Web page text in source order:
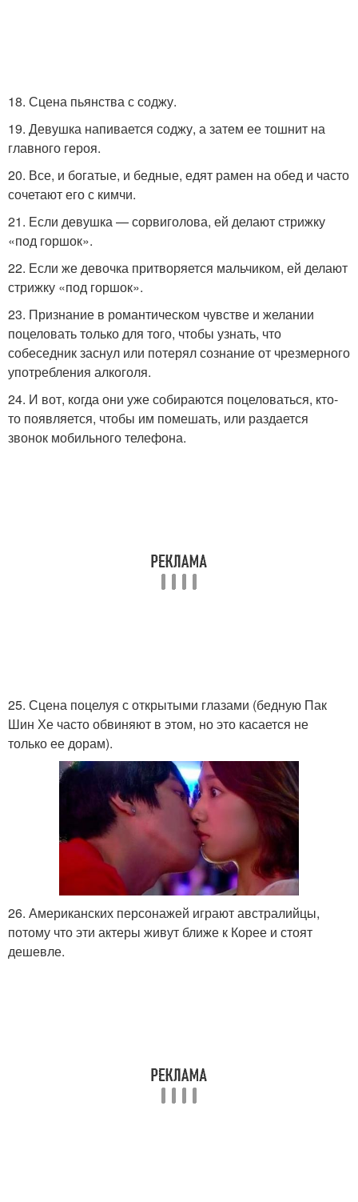
18. Сцена пьянства с соджу.
19. Девушка напивается соджу, а затем ее тошнит на
главного героя.
20. Все, и богатые, и бедные, едят рамен на обед и часто
сочетают его с кимчи.
21. Если девушка — сорвиголова, ей делают стрижку
«под горшок».
22. Если же девочка притворяется мальчиком, ей делают
стрижку «под горшок».
23. Признание в романтическом чувстве и желании
поцеловать только для того, чтобы узнать, что
собеседник заснул или потерял сознание от чрезмерного
употребления алкоголя.
24. И вот, когда они уже собираются поцеловаться, кто-
то появляется, чтобы им помешать, или раздается
звонок мобильного телефона.
25. Сцена поцелуя с открытыми глазами (бедную Пак
Шин Хе часто обвиняют в этом, но это касается не
только ее дорам).
26. Американских персонажей играют австралийцы,
потому что эти актеры живут ближе к Корее и стоят
дешевле.